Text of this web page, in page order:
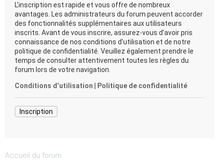
L’inscription est rapide et vous offre de nombreux
avantages. Les administrateurs du forum peuvent accorder
des fonctionnalités supplémentaires aux utilisateurs
inscrits. Avant de vous inscrire, assurez-vous d’avoir pris
connaissance de nos conditions d’utilisation et de notre
politique de confidentialité. Veuillez également prendre le
temps de consulter attentivement toutes les règles du
forum lors de votre navigation.
Conditions d’utilisation Politique de confidentialité
Inscription
Accueil du forum